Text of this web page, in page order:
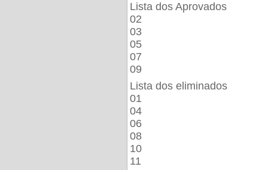
Lista dos Aprovados
02
03
05
07
09
Lista dos eliminados
01
04
06
08
10
11